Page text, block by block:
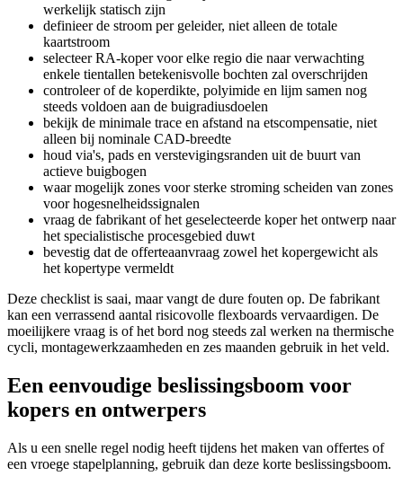
werkelijk statisch zijn
definieer de stroom per geleider, niet alleen de totale
kaartstroom
selecteer RA-koper voor elke regio die naar verwachting
enkele tientallen betekenisvolle bochten zal overschrijden
controleer of de koperdikte, polyimide en lijm samen nog
steeds voldoen aan de buigradiusdoelen
bekijk de minimale trace en afstand na etscompensatie, niet
alleen bij nominale CAD-breedte
houd via's, pads en verstevigingsranden uit de buurt van
actieve buigbogen
waar mogelijk zones voor sterke stroming scheiden van zones
voor hogesnelheidssignalen
vraag de fabrikant of het geselecteerde koper het ontwerp naar
het specialistische procesgebied duwt
bevestig dat de offerteaanvraag zowel het kopergewicht als
het kopertype vermeldt
Deze checklist is saai, maar vangt de dure fouten op. De fabrikant
kan een verrassend aantal risicovolle flexboards vervaardigen. De
moeilijkere vraag is of het bord nog steeds zal werken na thermische
cycli, montagewerkzaamheden en zes maanden gebruik in het veld.
Een eenvoudige beslissingsboom voor
kopers en ontwerpers
Als u een snelle regel nodig heeft tijdens het maken van offertes of
een vroege stapelplanning, gebruik dan deze korte beslissingsboom.